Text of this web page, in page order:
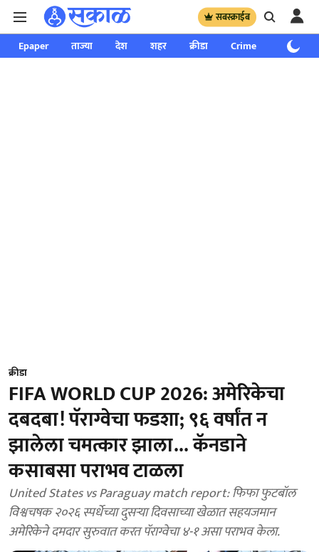
सबस्क्राईब
Epaper ताज्या देश शहर क्रीडा Crime साप्ताहिक
क्रीडा
FIFA WORLD CUP 2026: अमेरिकेचा
दबदबा! पॅराग्वेचा फडशा; ९६ वर्षांत न
झालेला चमत्कार झाला... कॅनडाने
कसाबसा पराभव टाळला
United States vs Paraguay match report: फिफा फुटबॉल
विश्वचषक २०२६ स्पर्धेच्या दुसऱ्या दिवसाच्या खेळात सहयजमान
अमेरिकेने दमदार सुरुवात करत पॅराग्वेचा ४-१ असा पराभव केला.